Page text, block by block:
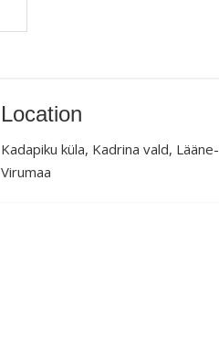
Location
Kadapiku küla, Kadrina vald, Lääne-
Virumaa